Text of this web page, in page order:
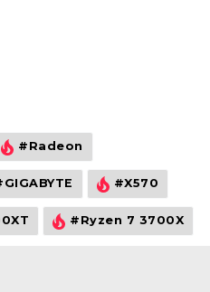
#Radeon
#X570
#Ryzen 7 3700X